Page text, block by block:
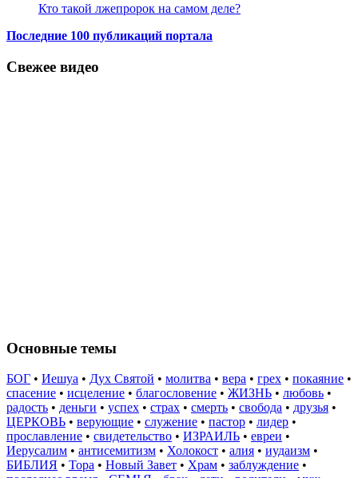
Кто такой лжепророк на самом деле?
Последние 100 публикаций портала
Свежее видео
Основные темы
БОГ • Иешуа • Дух Святой • молитва • вера • грех • покаяние •
спасение • исцеление • благословение • ЖИЗНЬ • любовь •
радость • деньги • успех • страх • смерть • свобода • друзья •
ЦЕРКОВЬ • верующие • служение • пастор • лидер •
прославление • свидетельство • ИЗРАИЛЬ • евреи •
Иерусалим • антисемитизм • Холокост • алия • иудаизм •
БИБЛИЯ • Тора • Новый Завет • Храм • заблуждение •